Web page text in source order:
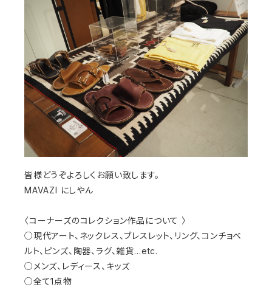
皆様どうぞよろしくお願い致します。
MAVAZI にしやん
〈コーナーズのコレクション作品について 〉
○現代アート、ネックレス、ブレスレット、リング、コンチョベ
ルト、ピンズ、陶器、ラグ、雑貨…etc.
○メンズ、レディース、キッズ
○全て1点物